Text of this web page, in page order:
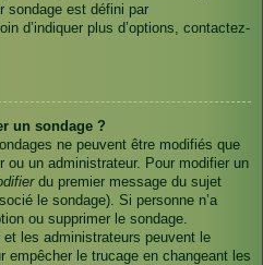
sondage est défini par
d’indiquer plus d’options, contactez-
un sondage ?
ne peuvent être modifiés que
ou un administrateur. Pour modifier un
du premier message du sujet
le sondage). Si personne n’a
ou supprimer le sondage.
les administrateurs peuvent le
empêcher le trucage en changeant les